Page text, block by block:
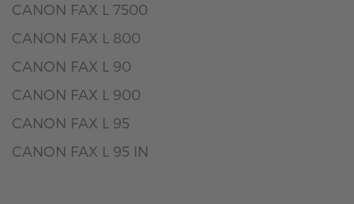
CANON FAX L 7500
CANON FAX L 800
CANON FAX L 90
CANON FAX L 900
CANON FAX L 95
CANON FAX L 95 IN